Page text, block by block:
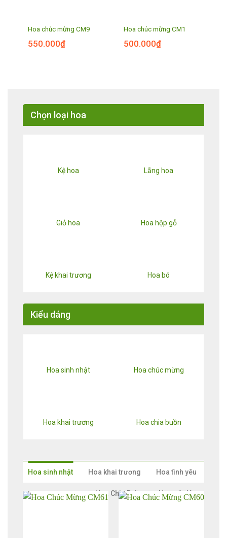
Hoa chúc mừng CM9
550.000₫
Hoa chúc mừng CM1
500.000₫
Chọn loại hoa
Kệ hoa Lẵng hoa
Giỏ hoa Hoa hộp gỗ
Kệ khai trương Hoa bó
Kiểu dáng
Hoa sinh nhật Hoa chúc mừng
Hoa khai trương Hoa chia buồn
Hoa sinh nhật Hoa khai trương Hoa tình yêu
Hoa Chia Buồn Hoa cô dâu